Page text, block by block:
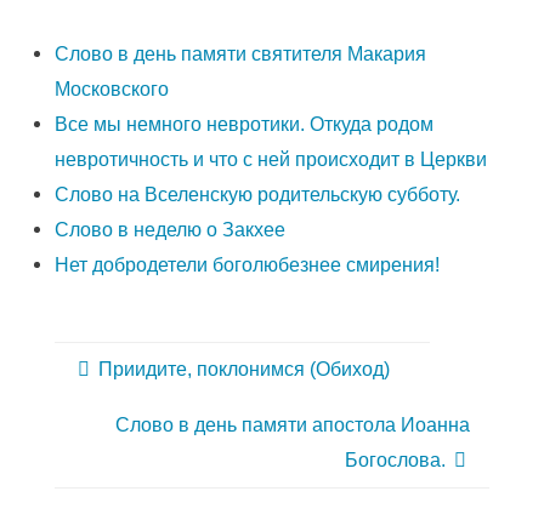
Слово в день памяти святителя Макария
Московского
Все мы немного невротики. Откуда родом
невротичность и что с ней происходит в Церкви
Слово на Вселенскую родительскую субботу.
Слово в неделю о Закхее
Нет добродетели боголюбезнее смирения!
Приидите, поклонимся (Обиход)
Слово в день памяти апостола Иоанна
Богослова.